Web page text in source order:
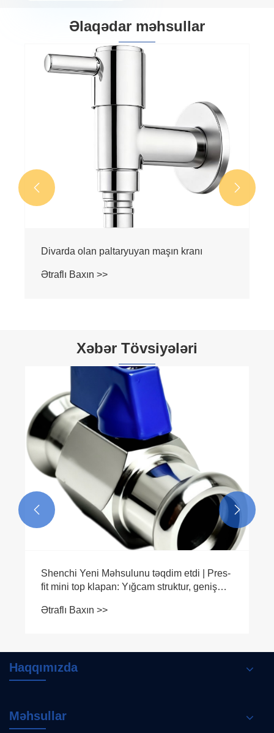
Əlaqədar məhsullar
Divarda olan paltaryuyan maşın kranı
Ətraflı Baxın >>
 
Xəbər Tövsiyələri
Shenchi Yeni Məhsulunu təqdim etdi | Pres-
fit mini top klapan: Yığcam struktur, geniş
Ətraflı Baxın >>
 
Haqqımızda
Məhsullar